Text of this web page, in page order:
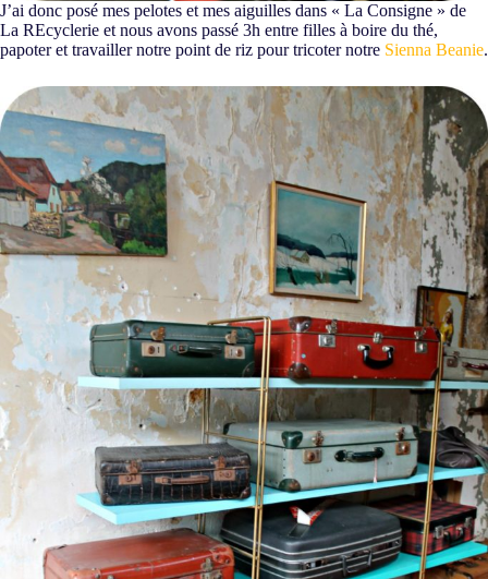
J’ai donc posé mes pelotes et mes aiguilles dans « La Consigne » de
La REcyclerie et nous avons passé 3h entre filles à boire du thé,
papoter et travailler notre point de riz pour tricoter notre Sienna Beanie.